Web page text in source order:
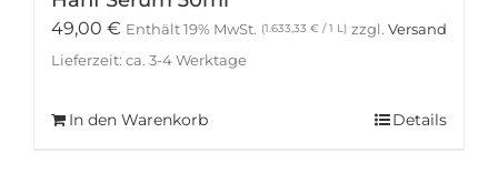
49,00 € Enthält 19% MwSt. (1.633,33 € / 1 L) zzgl. Versand
Lieferzeit: ca. 3-4 Werktage
In den Warenkorb Details